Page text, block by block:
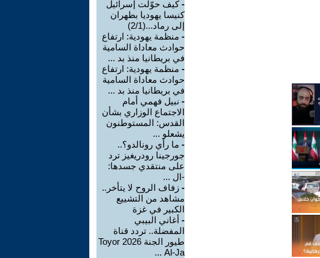
-كيف حوّلت إسرائيل
كنيسا يهوديا بطهران
إلى رماد...(2/1)
- منظمة يهودية: ارتفاع
حوادث معاداة السامية
في بريطانيا منذ بد ...
- منظمة يهودية: ارتفاع
حوادث معاداة السامية
في بريطانيا منذ بد ...
- نبيل فهمي أمام
الاجتماع الوزاري بشأن
القدس: المستوطنون
يشعلو ...
- ما رأي رونالدو؟..
جورجينا رودريغيز ترد
على منتقدي جسدها:
-ال ...
- زفاف الروح لا يتأخر..
مشاهد من التشييع
الكبير في غزة
- أغاني البيبي
المفضلة.. تردد قناة
طيور الجنة 2026 Toyor
Al-Ja ...